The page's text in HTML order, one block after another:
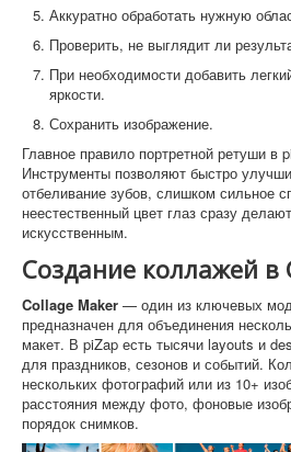
Аккуратно обработать нужную
Проверить, не выглядит ли
При необходимости добавить
яркости.
Сохранить изображение.
Главное правило портретной ретуши в
Инструменты позволяют быстро
отбеливание зубов, слишком сильное
неестественный цвет глаз сразу
искусственным.
Создание коллажей в
Collage Maker — один из ключевых
предназначен для объединения
макет. В piZap есть тысячи layouts и
для праздников, сезонов и событий.
нескольких фотографий или из 10+
расстояния между фото, фоновые
порядок снимков.